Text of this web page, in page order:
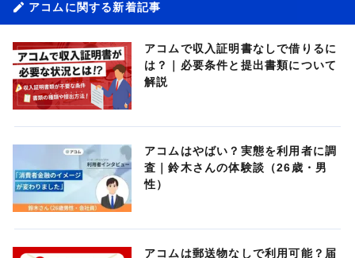
アコムに関する新着記事
アコムで収入証明書なしで借りるに
は？｜必要条件と提出書類について
解説
アコムはやばい？実態を利用者に調
査｜鈴木さんの体験談（26歳・男
性）
アコムは郵送物なしで利用可能？届